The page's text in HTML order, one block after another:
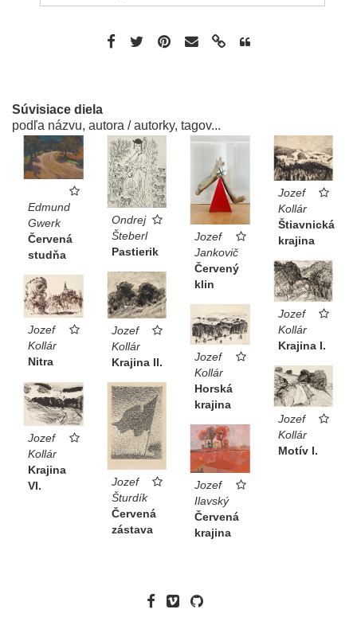
Súvisiace diela
podľa názvu, autora / autorky, tagov...
Edmund
Gwerk
Červená
studňa
Ondrej
Šteberl
Pastierik
Jozef
Jankovič
Červený
klin
Jozef
Kollár
Štiavnická
krajina
Jozef
Kollár
Krajina I.
Jozef
Kollár
Krajina II.
Jozef
Kollár
Nitra
Jozef
Kollár
Horská
krajina
Jozef
Kollár
Motív I.
Jozef
Kollár
Krajina
VI.
Jozef
Šturdík
Červená
zástava
Jozef
Ilavský
Červená
krajina